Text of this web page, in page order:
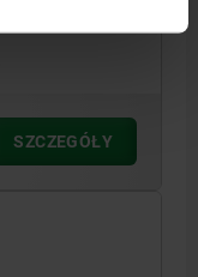
SZCZEGÓŁY